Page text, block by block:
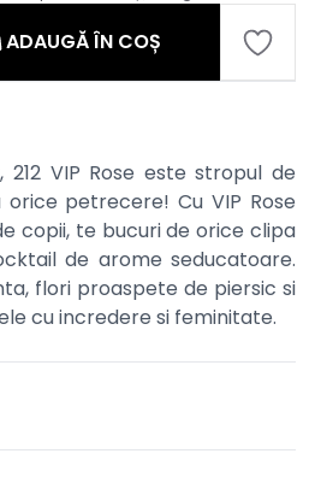
ADAUGĂ ÎN COȘ
212 VIP Rose este stropul de
petrecere! Cu VIP Rose
copii, te bucuri de orice clipa
de arome seducatoare.
flori proaspete de piersic si
cu incredere si feminitate.